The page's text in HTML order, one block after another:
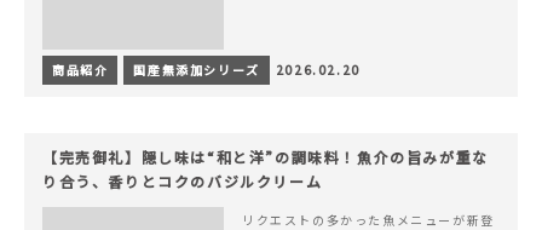
商品紹介 国産無添加シリーズ 2026.02.20
【完売御礼】隠し味は“和と洋”の調味料！魚介の旨みが重な
り合う、香りとコクのバジルクリーム
リクエストの多かった魚メニューが新登